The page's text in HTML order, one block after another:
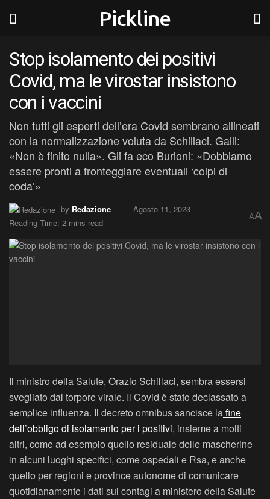
Pickline
Stop isolamento dei positivi
Covid, ma le virostar insistono
con i vaccini
Non tutti gli esperti dell’era Covid sembrano allineati
con la normalizzazione voluta da Schillaci. Galli:
«Non è finito nulla». Gli fa eco Burioni: «Dobbiamo
essere pronti a fronteggiare eventuali ‘colpi di
coda’»
by Redazione
Agosto 11, 2023
Reading Time: 2 mins read
AA
Il ministro della Salute, Orazio Schillaci, sembra essersi
svegliato dal torpore virale. Il Covid è stato declassato a
semplice influenza. Il decreto omnibus sancisce lafine
dell’obbligo di isolamento per i positivi, insieme a molti
altri, come ad esempio quello residuale delle mascherine
in alcuni luoghi specifici, come ospedali e Rsa, e anche
quello per regioni e province autonome di comunicare
quotidianamente i dati sui contagi a ministero della Salute